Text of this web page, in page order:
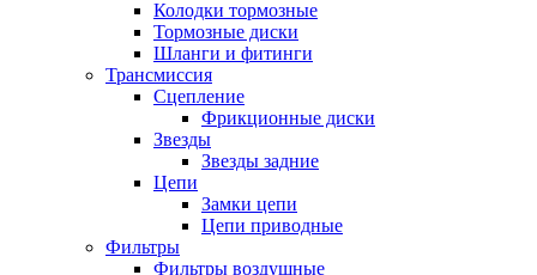
Колодки тормозные
Тормозные диски
Шланги и фитинги
Трансмиссия
Cцепление
Фрикционные диски
Звезды
Звезды задние
Цепи
Замки цепи
Цепи приводные
Фильтры
Фильтры воздушные